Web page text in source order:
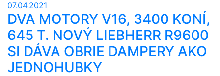
07.04.2021
DVA MOTORY V16, 3400 KONÍ,
645 T. NOVÝ LIEBHERR R9600
SI DÁVA OBRIE DAMPERY AKO
JEDNOHUBKY